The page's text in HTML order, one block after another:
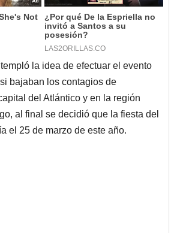
la idea de efectuar el evento
bajaban los contagios de
del Atlántico y en la región
al final se decidió que la fiesta del
el 25 de marzo de este año.